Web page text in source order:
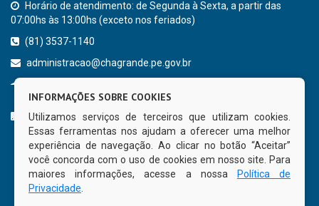
Horário de atendimento: de Segunda à Sexta, a partir das
07:00hs às 13:00hs (exceto nos feriados)
(81) 3537-1140
administracao@chagrande.pe.gov.br
CURTA NOSSA FAN PAGE
INFORMAÇÕES SOBRE COOKIES
Utilizamos serviços de terceiros que utilizam cookies.
Essas ferramentas nos ajudam a oferecer uma melhor
experiência de navegação. Ao clicar no botão “Aceitar”
você concorda com o uso de cookies em nosso site. Para
maiores informações, acesse a nossa
Política de
Privacidade